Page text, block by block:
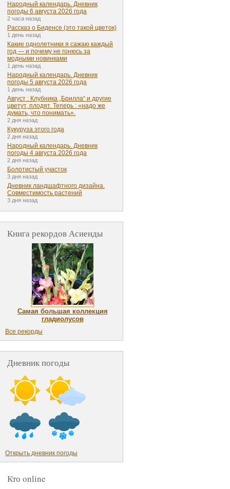
Народный календарь. Дневник
погоды 6 августа 2026 года
2 часа назад
Рассказ о Биденсе (это такой цветок)
1 день назад
Какие однолетники я сажаю каждый
год — и почему не гонюсь за
модными новинками
1 день назад
Народный календарь. Дневник
погоды 5 августа 2026 года
1 день назад
Август : Клубника „Брилла“ и другие
цветут, плодят. Теперь : «надо же
думать, что понимать».
2 дня назад
Кукуруза этого года
2 дня назад
Народный календарь. Дневник
погоды 4 августа 2026 года
2 дня назад
Болотистый участок
3 дня назад
Дневник ландшафтного дизайна.
Совместимость растений
3 дня назад
Книга рекордов Асиенды
Самая большая коллекция
гладиолусов
Все рекорды
Дневник погоды
Открыть дневник погоды
Кто online